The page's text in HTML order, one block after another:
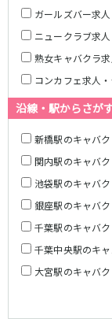
ガールズバー求
ニュークラブ求
熟女キャバクラ
コンカフェ求人
沿線・駅からさが
新橋駅のキャバ
関内駅のキャバ
池袋駅のキャバ
銀座駅のキャバ
千葉駅のキャバ
千葉中央駅のキ
大宮駅のキャバ
館林
該当求人 0件
秋葉原駅
桜木町駅
川口駅
品川駅
大森駅
鶴見駅
西日暮里駅
都営浅草線
新橋駅
浅草駅